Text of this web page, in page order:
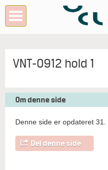
VNT-0912 hold 1
Om denne side
Denne side er opdateret
Del denne side